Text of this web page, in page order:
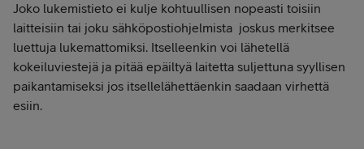
Joko lukemistieto ei kulje kohtuullisen nopeasti toisiin
laitteisiin tai joku sähköpostiohjelmista joskus merkitsee
luettuja lukemattomiksi. Itselleenkin voi lähetellä
kokeiluviestejä ja pitää epäiltyä laitetta suljettuna syyllisen
paikantamiseksi jos itsellelähettäenkin saadaan virhettä
esiin.